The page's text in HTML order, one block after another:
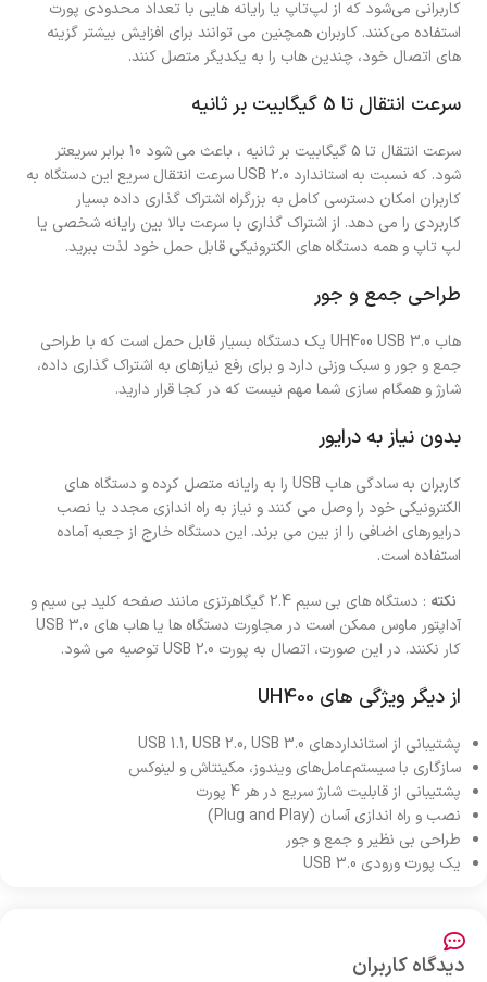
کاربرانی می‌شود که از لپ‌تاپ یا رایانه‌ هایی با تعداد محدودی پورت
استفاده می‌کنند. کاربران همچنین می توانند برای افزایش بیشتر گزینه
های اتصال خود، چندین هاب را به یکدیگر متصل کنند.
سرعت انتقال تا 5 گیگابیت بر ثانیه
سرعت انتقال تا 5 گیگابیت بر ثانیه ، باعث می شود 10 برابر سریعتر
شود. که نسبت به استاندارد USB 2.0 سرعت انتقال سریع این دستگاه به
کاربران امکان دسترسی کامل به بزرگراه اشتراک گذاری داده بسیار
کاربردی را می دهد. از اشتراک گذاری با سرعت بالا بین رایانه شخصی یا
لپ تاپ و همه دستگاه های الکترونیکی قابل حمل خود لذت ببرید.
طراحی جمع و جور
هاب UH400 USB 3.0 یک دستگاه بسیار قابل حمل است که با طراحی
جمع و جور و سبک وزنی دارد و برای رفع نیازهای به اشتراک گذاری داده،
شارژ و همگام سازی شما مهم نیست که در کجا قرار دارید.
بدون نیاز به درایور
کاربران به سادگی هاب USB را به رایانه متصل کرده و دستگاه های
الکترونیکی خود را وصل می کنند و نیاز به راه اندازی مجدد یا نصب
درایورهای اضافی را از بین می برند. این دستگاه خارج از جعبه آماده
استفاده است.
نکته :
دستگاه های بی سیم 2.4 گیگاهرتزی مانند صفحه کلید بی سیم و
آداپتور ماوس ممکن است در مجاورت دستگاه ها یا هاب های USB 3.0
کار نکنند. در این صورت، اتصال به پورت USB 2.0 توصیه می شود.
از دیگر ویژگی های UH400
پشتیبانی از استانداردهای USB 1.1, USB 2.0, USB 3.0
سازگاری با سیستم‌عامل‌های ویندوز، مکینتاش و لینوکس
پشتیبانی از قابلیت شارژ سریع در هر 4 پورت
نصب و راه اندازی آسان (Plug and Play)
طراحی بی نظیر و جمع و جور
یک پورت ورودی USB 3.0
دیدگاه کاربران